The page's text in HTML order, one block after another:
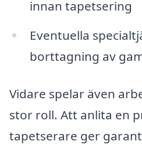
innan tapetsering
Eventuella
borttagning av
Vidare spelar även
stor roll. Att anlita en
tapetserare ger